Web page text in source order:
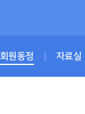
회원동정 자료실